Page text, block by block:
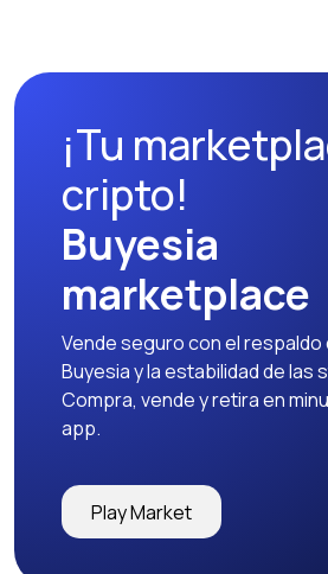
¡Tu
cripto!
Buyesia
marketplace
Vende seguro con el
Buyesia y la estabilidad de las
Compra, vende y retira en
app.
Play Market